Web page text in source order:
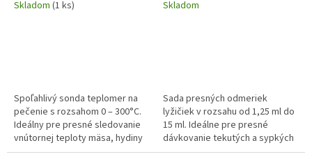
Skladom (1 ks)
Spoľahlivý sonda teplomer na
pečenie s rozsahom 0 – 300°C.
Ideálny pre presné sledovanie
vnútornej teploty mäsa, hydiny
a iných pokrmov počas pečenia
Skladom
Sada presných odmeriek
lyžičiek v rozsahu od 1,25 ml do
15 ml. Ideálne pre presné
dávkovanie tekutých a sypkých
surovín v profesionálnych